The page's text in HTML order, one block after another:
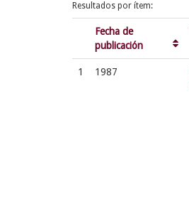
Resultados por ítem:
Fecha de
publicación
1 1987